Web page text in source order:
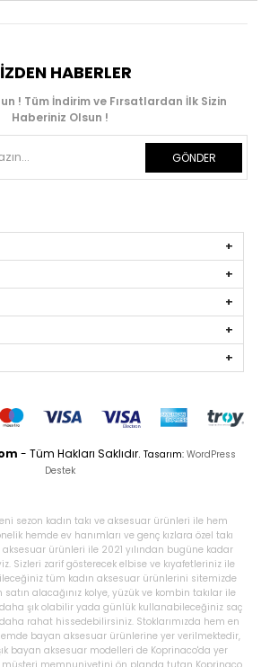
HABERLER
! Tüm İndirim ve Fırsatlardan İlk Sizin
Haberiniz Olsun !
GÖNDER
- Tüm Hakları Saklıdır. Tasarım: WordPress
Destek
sezon kadın takı ve aksesuar ürünleri ile hem
hemde ev hanımları ve genç kızlara özel takı
aksesuar ürünleri ile 2021 yılından bugüne kadar
Sizleri zarif gösterecek elbise ve kıyafetleriniz ile
tüm kadın aksesuar ürünlerini sitemizde
alacağınız kolye, yüzük ve kombin takılar ile
şık olabilir yada günlük kullanabileceğiniz saç
rahat hissedebilirsiniz. Stoklarımızda hem en
bayan aksesuar ürünlerine yer verilmektedir,
bayan aksesuar modelleri de Koprinaco'da yer